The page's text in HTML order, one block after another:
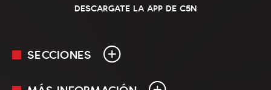
DESCARGATE LA APP DE C5N
SECCIONES